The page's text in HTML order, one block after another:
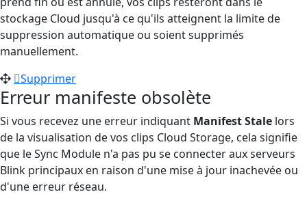
stockage Cloud jusqu'à ce qu'ils atteignent la limite de
suppression automatique ou soient supprimés
manuellement.
Supprimer
Erreur manifeste obsolète
Si vous recevez une erreur indiquant Manifest Stale lors
de la visualisation de vos clips Cloud Storage, cela signifie
que le Sync Module n'a pas pu se connecter aux serveurs
Blink principaux en raison d'une mise à jour inachevée ou
d'une erreur réseau.